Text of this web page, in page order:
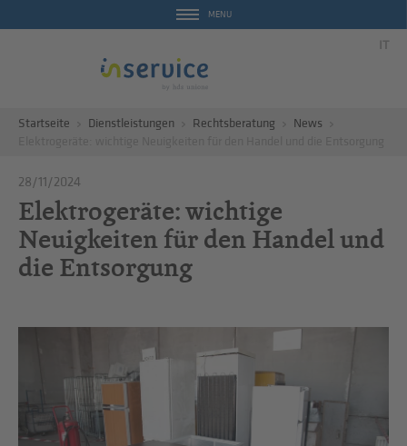
MENU
IT
Startseite Dienstleistungen Rechtsberatung
News
28/11/2024
Elektrogeräte: wichtige
Neuigkeiten für den Handel und
die Entsorgung